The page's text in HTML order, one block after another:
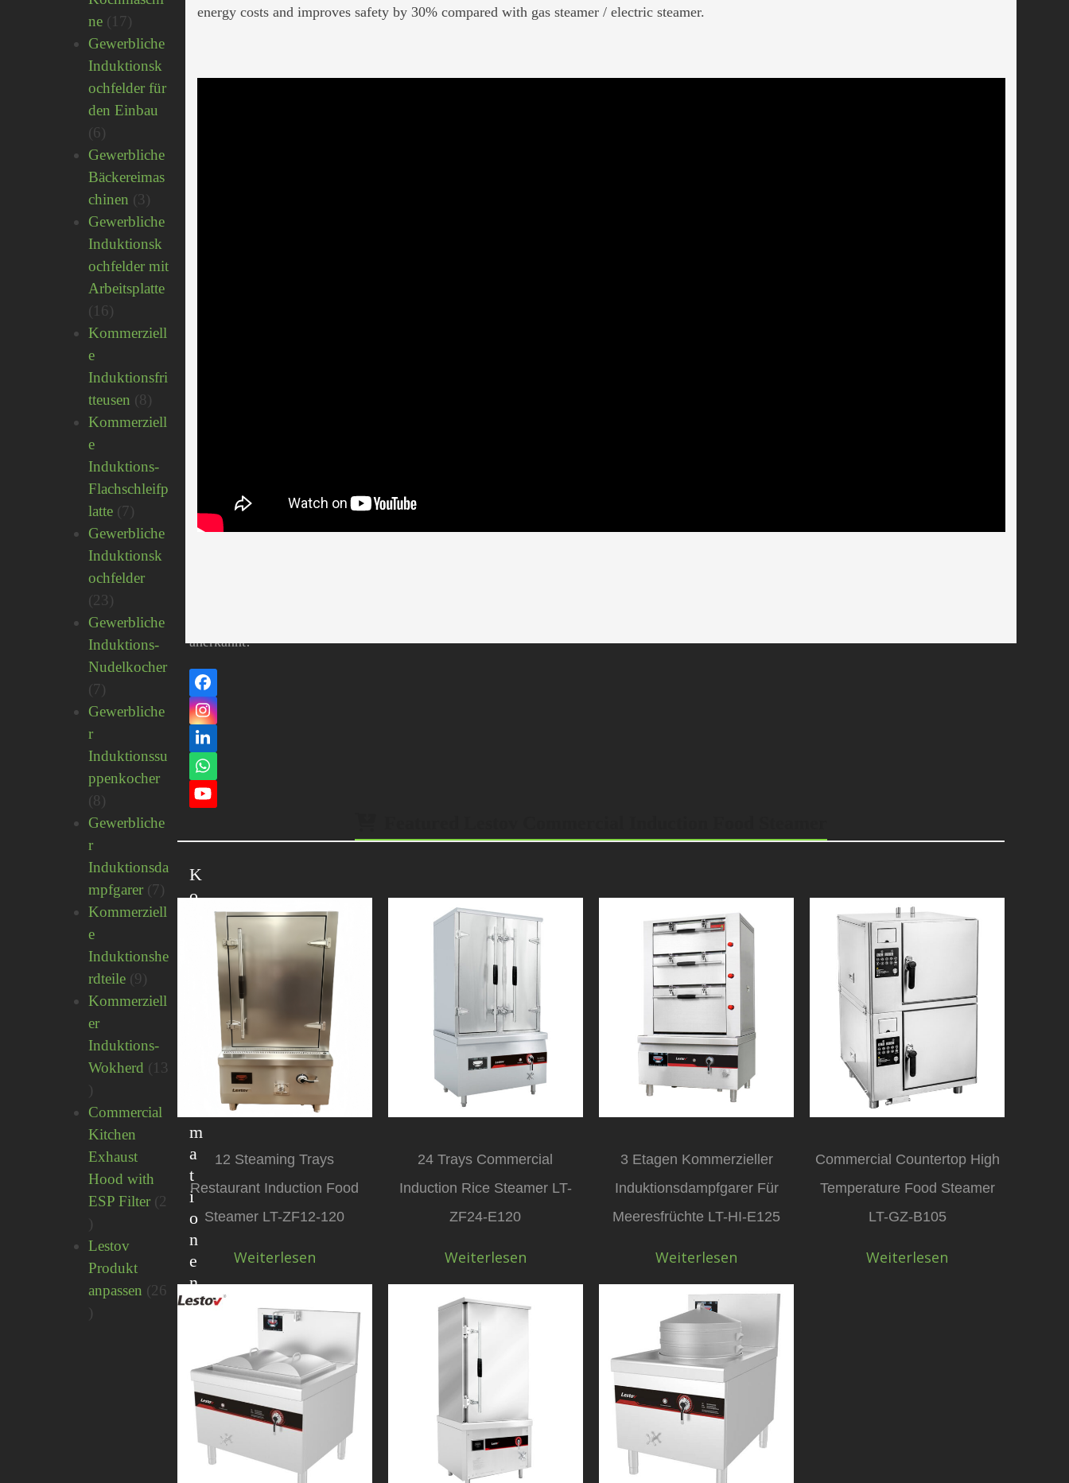
energy costs and improves safety by 30% compared with gas steamer / electric steamer.
12 Steaming Trays
Restaurant Induction Food
Steamer LT-ZF12-120
Weiterlesen
24 Trays Commercial
Induction Rice Steamer LT-
ZF24-E120
Weiterlesen
3 Etagen Kommerzieller
Induktionsdampfgarer Für
Meeresfrüchte LT-HI-E125
Weiterlesen
Commercial Countertop High
Temperature Food Steamer
LT-GZ-B105
Weiterlesen
ne
1717
Produkte
Gewerbliche
Induktionsk
ochfelder für
den Einbau
66
Produkte
Gewerbliche
Bäckereimas
chinen
3 3
Produkte
Gewerbliche
Induktionsk
ochfelder mit
Arbeitsplatte
1616
Produkte
Kommerziell
e
Induktionsfri
tteusen
8 8
Produkte
Kommerziell
e
Induktions-
Flachschleifp
latte
77
Produkte
Gewerbliche
Induktionsk
ochfelder
23 23
Produkte
Gewerbliche
Induktions-
Nudelkocher
77
Produkte
Gewerbliche
r
Induktionssu
ppenkocher
8 8
Produkte
Gewerbliche
r
Induktionsda
mpfgarer
77
Produkte
Kommerziell
e
Induktionshe
rdteile 9 9
Produkte
Kommerziell
er
Induktions-
Wokherd
13
13
Produkte
Commercial
Kitchen
Exhaust
Hood with
ESP Filter 2
2
Produkte
Lestov
Produkt
anpassen
26
26
beste
Anbieter
anerkannt!
Facebook
Instagram
LinkedIn
Whatsapp
YouTube
K
o
m
a
t
i
o
n
e
n
Industriegebiet
Shangjiangcheng,
Stadt
Gaobu,
Stadt
Dongguan,